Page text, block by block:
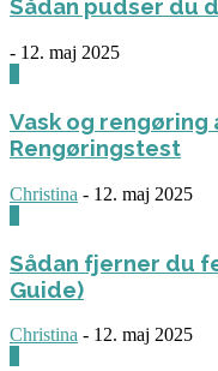
Sådan pudser du
- 12. maj 2025
Vask og rengøring
Rengøringstest
Christina - 12. maj 2025
Sådan fjerner du
Guide)
Christina - 12. maj 2025